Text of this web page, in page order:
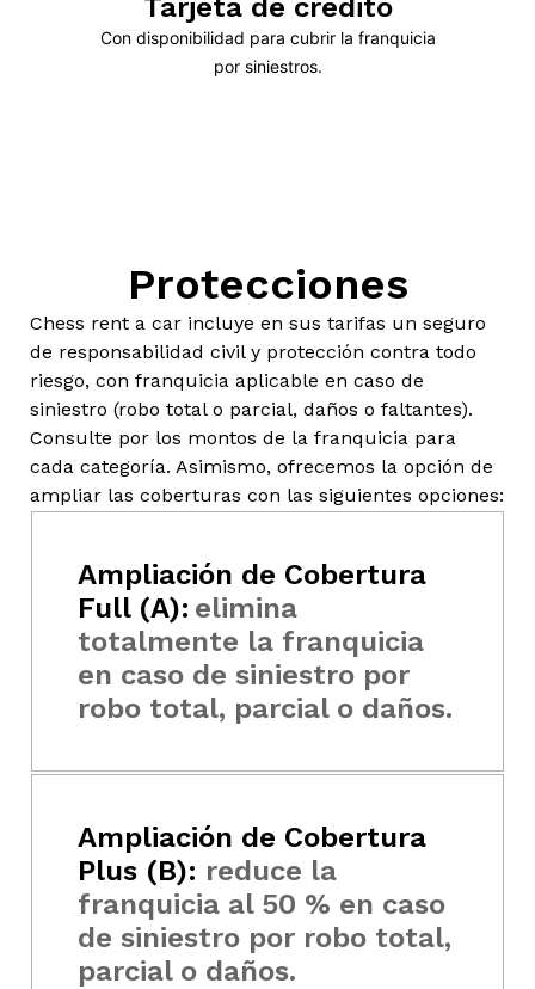
Tarjeta de crédito
Con disponibilidad para cubrir la franquicia
por siniestros.
Protecciones
Chess rent a car incluye en sus tarifas un seguro
de responsabilidad civil y protección contra todo
riesgo, con franquicia aplicable en caso de
siniestro (robo total o parcial, daños o faltantes).
Consulte por los montos de la franquicia para
cada categoría. Asimismo, ofrecemos la opción de
ampliar las coberturas con las siguientes opciones:
Ampliación de Cobertura
Full (A): elimina
totalmente la franquicia
en caso de siniestro por
robo total, parcial o daños.
Ampliación de Cobertura
Plus (B): reduce la
franquicia al 50 % en caso
de siniestro por robo total,
parcial o daños.